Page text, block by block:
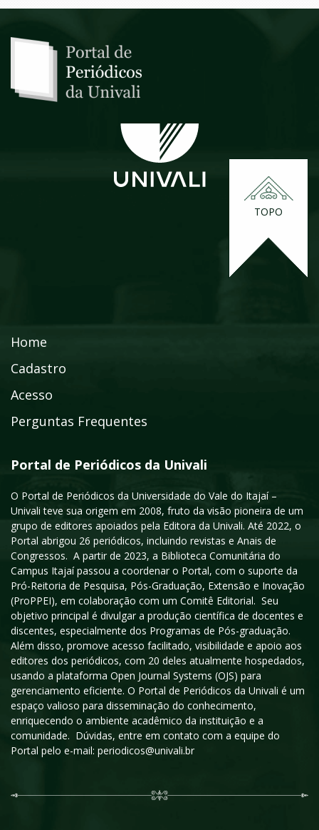
TOPO
Home
Cadastro
Acesso
Perguntas Frequentes
Portal de Periódicos da Univali
O Portal de Periódicos da Universidade do Vale do Itajaí –
Univali teve sua origem em 2008, fruto da visão pioneira de um
grupo de editores apoiados pela Editora da Univali. Até 2022, o
Portal abrigou 26 periódicos, incluindo revistas e Anais de
Congressos. A partir de 2023, a Biblioteca Comunitária do
Campus Itajaí passou a coordenar o Portal, com o suporte da
Pró-Reitoria de Pesquisa, Pós-Graduação, Extensão e Inovação
(ProPPEI), em colaboração com um Comitê Editorial. Seu
objetivo principal é divulgar a produção científica de docentes e
discentes, especialmente dos Programas de Pós-graduação.
Além disso, promove acesso facilitado, visibilidade e apoio aos
editores dos periódicos, com 20 deles atualmente hospedados,
usando a plataforma Open Journal Systems (OJS) para
gerenciamento eficiente. O Portal de Periódicos da Univali é um
espaço valioso para disseminação do conhecimento,
enriquecendo o ambiente acadêmico da instituição e a
comunidade. Dúvidas, entre em contato com a equipe do
Portal pelo e-mail: periodicos@univali.br